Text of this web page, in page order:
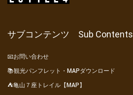
サブコンテンツ Sub Contents
📧お問い合わせ
📚観光パンフレット・MAPダウンロード
⛺亀山７座トレイル【MAP】